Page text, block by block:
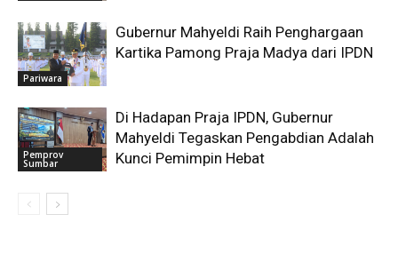
Pariwara
Gubernur Mahyeldi Raih Penghargaan
Kartika Pamong Praja Madya dari IPDN
Pemprov
Sumbar
Di Hadapan Praja IPDN, Gubernur
Mahyeldi Tegaskan Pengabdian Adalah
Kunci Pemimpin Hebat